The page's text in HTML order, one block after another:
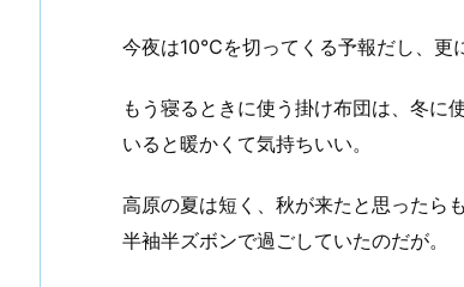
今夜は10℃を切ってくる予報だし、更
もう寝るときに使う掛け布団は、冬に
いると暖かくて気持ちいい。
高原の夏は短く、秋が来たと思ったら
半袖半ズボンで過ごしていたのだが。